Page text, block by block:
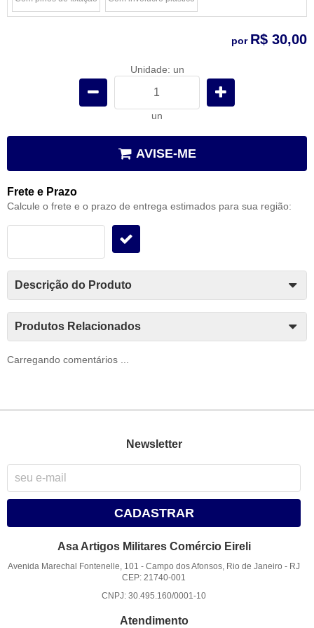
por R$ 30,00
Unidade: un
un
AVISE-ME
Frete e Prazo
Calcule o frete e o prazo de entrega estimados para sua região:
Descrição do Produto
Produtos Relacionados
Carregando comentários ...
Newsletter
CADASTRAR
Asa Artigos Militares Comércio Eireli
Avenida Marechal Fontenelle, 101 -Campo dos Afonsos, Rio de Janeiro - RJ
CEP: 21740-001
CNPJ: 30.495.160/0001-10
Atendimento